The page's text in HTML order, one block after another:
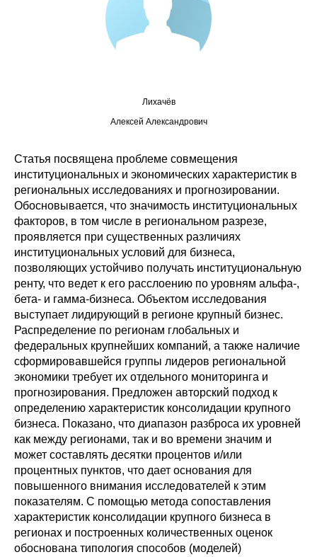
Проблемы прогнозирования
О журнале
Общие требования
Стандарты оформления
Научные труды
О журнале
Выпуски
Редакционная этика
Информация для авторов
Общие требования
Стандарты оформления
Семинары
Энергетический семинар
Российско-французский семинар
Лихачёв
Алексей Александрович
Статья посвящена проблеме совмещения
институциональных и экономических характеристик в
региональных исследованиях и прогнозировании.
Обосновывается, что значимость институциональных
факторов, в том числе в региональном разрезе,
проявляется при существенных различиях
институциональных условий для бизнеса,
позволяющих устойчиво получать институциональную
ренту, что ведет к его расслоению по уровням альфа-,
бета- и гамма-бизнеса. Объектом исследования
выступает лидирующий в регионе крупный бизнес.
Распределение по регионам глобальных и
федеральных крупнейших компаний, а также наличие
сформировавшейся группы лидеров региональной
экономики требует их отдельного мониторинга и
прогнозирования. Предложен авторский подход к
определению характеристик консолидации крупного
бизнеса. Показано, что диапазон разброса их уровней
как между регионами, так и во времени значим и
может составлять десятки процентов и/или
процентных пунктов, что дает основания для
повышенного внимания исследователей к этим
показателям. С помощью метода сопоставления
характеристик консолидации крупного бизнеса в
регионах и построенных количественных оценок
обоснована типология способов (моделей)